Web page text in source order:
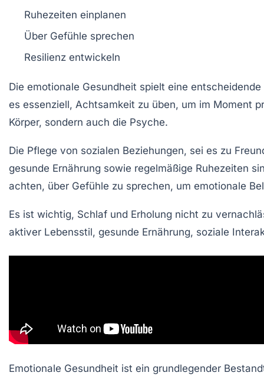
Ruhezeiten einplanen
Über Gefühle sprechen
Resilienz entwickeln
Die emotionale Gesundheit spielt eine
es essenziell, Achtsamkeit zu üben, um im Moment
Körper, sondern auch die Psyche.
Die Pflege von sozialen Beziehungen, sei es zu
gesunde Ernährung sowie regelmäßige Ruhezeiten
achten, über Gefühle zu sprechen, um emotionale
Es ist wichtig, Schlaf und Erholung nicht zu
aktiver Lebensstil, gesunde Ernährung, soziale
Emotionale Gesundheit ist ein grundlegender